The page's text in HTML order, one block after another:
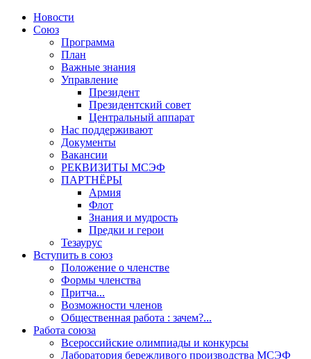
Новости
Союз
Программа
План
Важные знания
Управление
Президент
Президентский совет
Центральный аппарат
Нас поддерживают
Документы
Вакансии
РЕКВИЗИТЫ МСЭФ
ПАРТНЁРЫ
Армия
Флот
Знания и мудрость
Предки и герои
Тезаурус
Вступить в союз
Положение о членстве
Формы членства
Притча...
Возможности членов
Общественная работа : зачем?...
Работа союза
Всероссийские олимпиады и конкурсы
Лаборатория бережливого производства МСЭФ